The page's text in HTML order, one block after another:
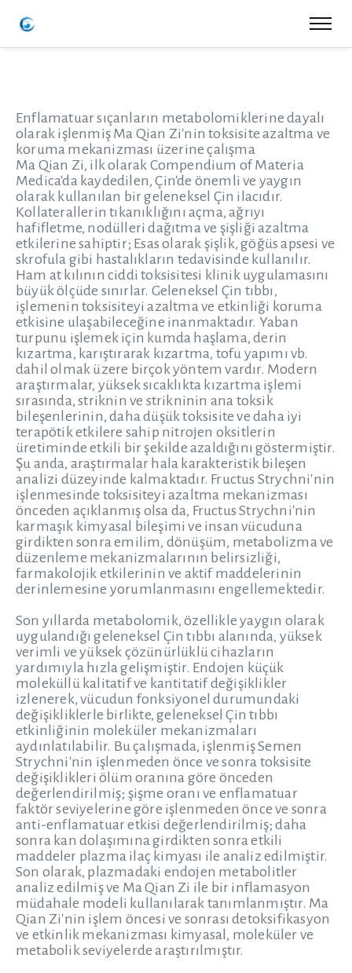
Enflamatuar sıçanların metabolomiklerine dayalı
olarak işlenmiş Ma Qian Zi'nin toksisite azaltma ve
koruma mekanizması üzerine çalışma
Ma Qian Zi, ilk olarak Compendium of Materia
Medica'da kaydedilen, Çin'de önemli ve yaygın
olarak kullanılan bir geleneksel Çin ilacıdır.
Kollaterallerin tıkanıklığını açma, ağrıyı
hafifletme, nodülleri dağıtma ve şişliği azaltma
etkilerine sahiptir; Esas olarak şişlik, göğüs apsesi ve
skrofula gibi hastalıkların tedavisinde kullanılır.
Ham at kılının ciddi toksisitesi klinik uygulamasını
büyük ölçüde sınırlar. Geleneksel Çin tıbbı,
işlemenin toksisiteyi azaltma ve etkinliği koruma
etkisine ulaşabileceğine inanmaktadır. Yaban
turpunu işlemek için kumda haşlama, derin
kızartma, karıştırarak kızartma, tofu yapımı vb.
dahil olmak üzere birçok yöntem vardır. Modern
araştırmalar, yüksek sıcaklıkta kızartma işlemi
sırasında, striknin ve strikninin ana toksik
bileşenlerinin, daha düşük toksisite ve daha iyi
terapötik etkilere sahip nitrojen oksitlerin
üretiminde etkili bir şekilde azaldığını göstermiştir.
Şu anda, araştırmalar hala karakteristik bileşen
analizi düzeyinde kalmaktadır. Fructus Strychni'nin
işlenmesinde toksisiteyi azaltma mekanizması
önceden açıklanmış olsa da, Fructus Strychni'nin
karmaşık kimyasal bileşimi ve insan vücuduna
girdikten sonra emilim, dönüşüm, metabolizma ve
düzenleme mekanizmalarının belirsizliği,
farmakolojik etkilerinin ve aktif maddelerinin
derinlemesine yorumlanmasını engellemektedir.
Son yıllarda metabolomik, özellikle yaygın olarak
uygulandığı geleneksel Çin tıbbı alanında, yüksek
verimli ve yüksek çözünürlüklü cihazların
yardımıyla hızla gelişmiştir. Endojen küçük
moleküllü kalitatif ve kantitatif değişiklikler
izlenerek, vücudun fonksiyonel durumundaki
değişikliklerle birlikte, geleneksel Çin tıbbı
etkinliğinin moleküler mekanizmaları
aydınlatılabilir. Bu çalışmada, işlenmiş Semen
Strychni'nin işlenmeden önce ve sonra toksisite
değişiklikleri ölüm oranına göre önceden
değerlendirilmiş; şişme oranı ve enflamatuar
faktör seviyelerine göre işlenmeden önce ve sonra
anti-enflamatuar etkisi değerlendirilmiş; daha
sonra kan dolaşımına girdikten sonra etkili
maddeler plazma ilaç kimyası ile analiz edilmiştir.
Son olarak, plazmadaki endojen metabolitler
analiz edilmiş ve Ma Qian Zi ile bir inflamasyon
müdahale modeli kullanılarak tanımlanmıştır. Ma
Qian Zi'nin işlem öncesi ve sonrası detoksifikasyon
ve etkinlik mekanizması kimyasal, moleküler ve
metabolik seviyelerde araştırılmıştır.